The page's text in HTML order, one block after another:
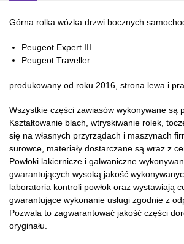
Górna rolka wózka drzwi bocznych
Peugeot Expert III
Peugeot Traveller
produkowany od roku 2016, strona lewa i
Wszystkie części zawiasów wykonywane są
Kształtowanie blach, wtryskiwanie rolek,
się na własnych przyrządach i maszynach
surowce, materiały dostarczane są wraz z
Powłoki lakiernicze i galwaniczne
gwarantujących wysoką jakość
laboratoria kontroli powłok oraz wystawiają
gwarantujące wykonanie usługi zgodnie z
Pozwala to zagwarantować jakość części
oryginału.